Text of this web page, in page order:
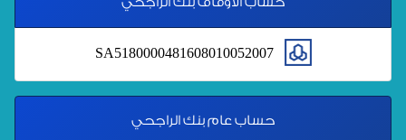
SA5180000481608010052007
حساب عام بنك الراجحي